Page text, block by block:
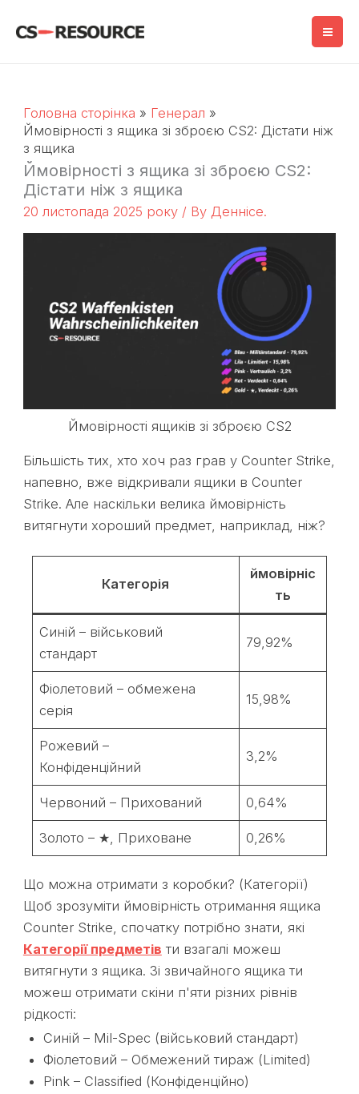
Головна сторінка
Генерал
Ймовірності з ящика зі зброєю CS2: Дістати ніж
з ящика
Ймовірності з ящика зі зброєю CS2:
Дістати ніж з ящика
20 листопада 2025 року / By Деннісе.
Ймовірності ящиків зі зброєю CS2
Більшість тих, хто хоч раз грав у Counter Strike,
напевно, вже відкривали ящики в Counter
Strike. Але наскільки велика ймовірність
витягнути хороший предмет, наприклад, ніж?
Категорія
ймовірніс
ть
Синій – військовий
стандарт
79,92%
Фіолетовий – обмежена
серія
15,98%
Рожевий –
Конфіденційний
3,2%
Червоний – Прихований 0,64%
Золото – ★, Приховане 0,26%
Що можна отримати з коробки? (Категорії)
Щоб зрозуміти ймовірність отримання ящика
Counter Strike, спочатку потрібно знати, які
Категорії предметів ти взагалі можеш
витягнути з ящика. Зі звичайного ящика ти
можеш отримати скіни п'яти різних рівнів
рідкості:
Синій – Mil-Spec (військовий стандарт)
Фіолетовий – Обмежений тираж (Limited)
Pink – Classified (Конфіденційно)